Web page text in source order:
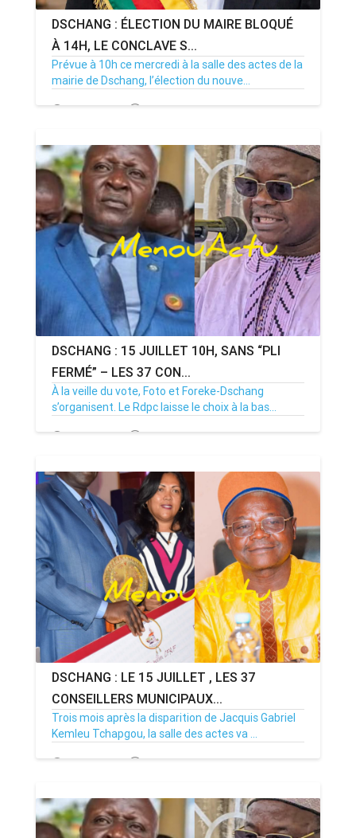
DSCHANG : ÉLECTION DU MAIRE BLOQUÉ
À 14H, LE CONCLAVE S...
Prévue à 10h ce mercredi à la salle des actes de la
mairie de Dschang, l’élection du nouve...
15/07/26 Par MenouActu 0
DSCHANG : 15 JUILLET 10H, SANS “PLI
FERMÉ” – LES 37 CON...
À la veille du vote, Foto et Foreke-Dschang
s’organisent. Le Rdpc laisse le choix à la bas...
14/07/26 Par MenouActu 0
DSCHANG : LE 15 JUILLET , LES 37
CONSEILLERS MUNICIPAUX...
Trois mois après la disparition de Jacquis Gabriel
Kemleu Tchapgou, la salle des actes va ...
13/07/26 Par MenouActu 0